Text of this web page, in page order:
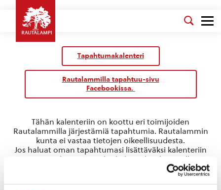
Tapahtumakalenteri
Rautalammilla tapahtuu-sivu
Facebookissa.
Tähän kalenteriin on koottu eri toimijoiden
Rautalammilla järjestämiä tapahtumia. Rautalammin
kunta ei vastaa tietojen oikeellisuudesta.
Jos haluat oman tapahtumasi lisättäväksi kalenteriin
jätä tapahtuman tiedot linkin takaa löytyvällä